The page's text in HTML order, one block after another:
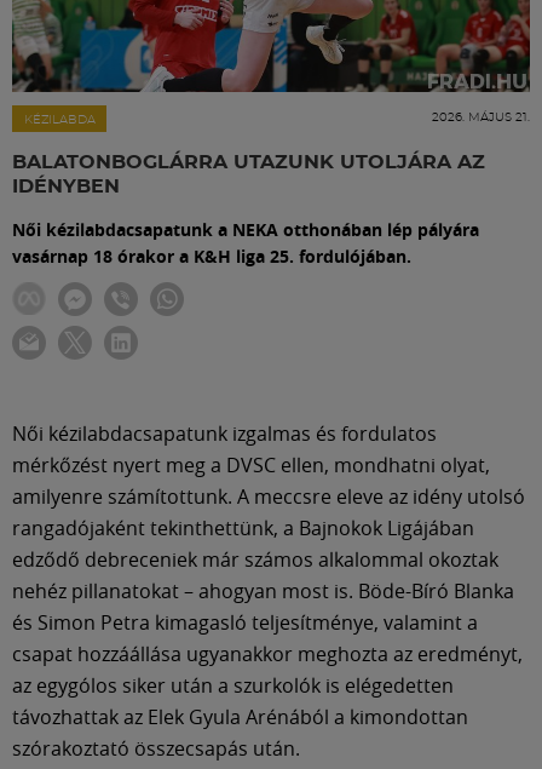
KÉZILABDA 2026. MÁJUS 21.
BALATONBOGLÁRRA UTAZUNK UTOLJÁRA AZ
IDÉNYBEN
Női kézilabdacsapatunk a NEKA otthonában lép pályára
vasárnap 18 órakor a K&H liga 25. fordulójában.
Női kézilabdacsapatunk izgalmas és fordulatos
mérkőzést nyert meg a DVSC ellen, mondhatni olyat,
amilyenre számítottunk. A meccsre eleve az idény utolsó
rangadójaként tekinthettünk, a Bajnokok Ligájában
edződő debreceniek már számos alkalommal okoztak
nehéz pillanatokat – ahogyan most is. Böde-Bíró Blanka
és Simon Petra kimagasló teljesítménye, valamint a
csapat hozzáállása ugyanakkor meghozta az eredményt,
az egygólos siker után a szurkolók is elégedetten
távozhattak az Elek Gyula Arénából a kimondottan
szórakoztató összecsapás után.
Hírek
Labdarúgás
Meccscenter
Klub
Szolgáltatások
Shop
Közösség
Múzeum
English